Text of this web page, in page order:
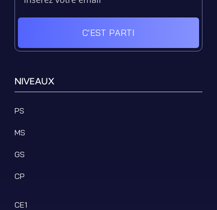
C'EST PARTI
NIVEAUX
PS
MS
GS
CP
CE1